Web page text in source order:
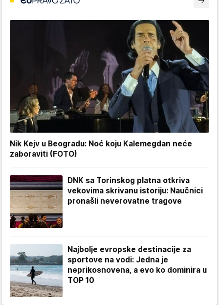
Nik Kejv u Beogradu: Noć koju Kalemegdan neće
zaboraviti (FOTO)
DNK sa Torinskog platna otkriva
vekovima skrivanu istoriju: Naučnici
pronašli neverovatne tragove
Najbolje evropske destinacije za
sportove na vodi: Jedna je
neprikosnovena, a evo ko dominira u
TOP 10